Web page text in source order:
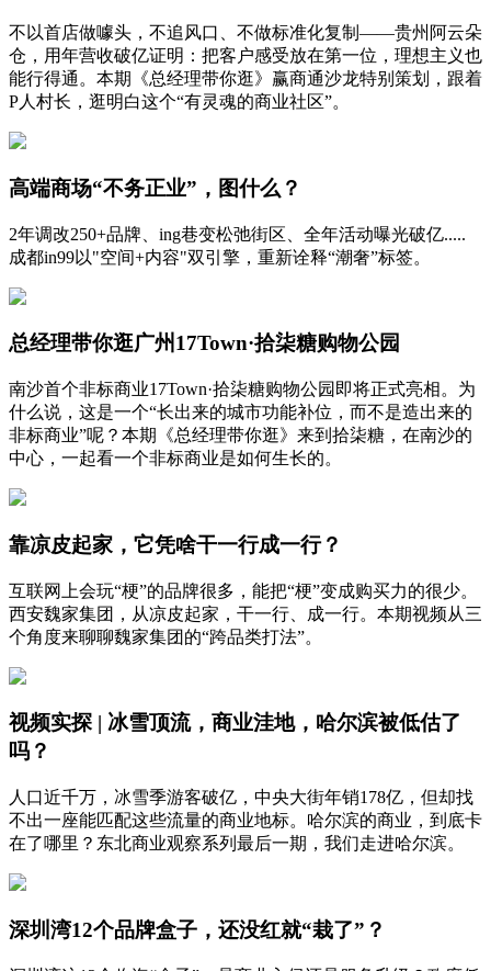
不以首店做噱头，不追风口、不做标准化复制——贵州阿云朵
仓，用年营收破亿证明：把客户感受放在第一位，理想主义也
能行得通。本期《总经理带你逛》赢商通沙龙特别策划，跟着
P人村长，逛明白这个“有灵魂的商业社区”。
高端商场“不务正业”，图什么？
2年调改250+品牌、ing巷变松弛街区、全年活动曝光破亿.....
成都in99以"空间+内容"双引擎，重新诠释“潮奢”标签。
总经理带你逛广州17Town·拾柒糖购物公园
南沙首个非标商业17Town·拾柒糖购物公园即将正式亮相。为
什么说，这是一个“长出来的城市功能补位，而不是造出来的
非标商业”呢？本期《总经理带你逛》来到拾柒糖，在南沙的
中心，一起看一个非标商业是如何生长的。
靠凉皮起家，它凭啥干一行成一行？
互联网上会玩“梗”的品牌很多，能把“梗”变成购买力的很少。
西安魏家集团，从凉皮起家，干一行、成一行。本期视频从三
个角度来聊聊魏家集团的“跨品类打法”。
视频实探 | 冰雪顶流，商业洼地，哈尔滨被低估了
吗？
人口近千万，冰雪季游客破亿，中央大街年销178亿，但却找
不出一座能匹配这些流量的商业地标。哈尔滨的商业，到底卡
在了哪里？东北商业观察系列最后一期，我们走进哈尔滨。
深圳湾12个品牌盒子，还没红就“栽了”？